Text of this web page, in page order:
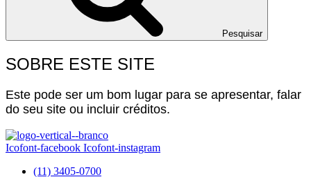
Pesquisar
SOBRE ESTE SITE
Este pode ser um bom lugar para se apresentar, falar
do seu site ou incluir créditos.
Icofont-facebook Icofont-instagram
(11) 3405-0700